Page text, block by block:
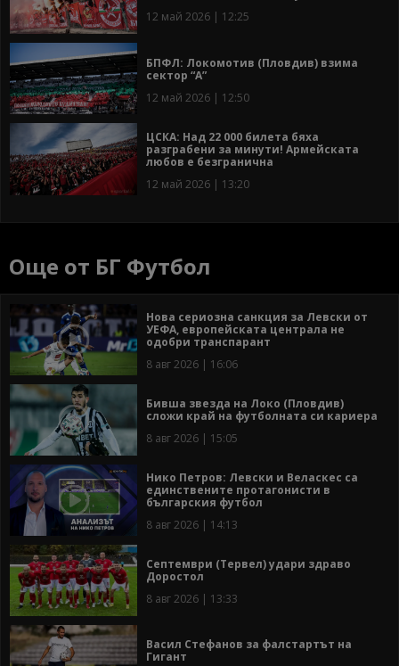
12 май 2026 | 12:25
БПФЛ: Локомотив (Пловдив) взима
сектор “А”
12 май 2026 | 12:50
ЦСКА: Над 22 000 билета бяха
разграбени за минути! Армейската
любов е безгранична
12 май 2026 | 13:20
Още от БГ Футбол
Нова сериозна санкция за Левски от
УЕФА, европейската централа не
одобри транспарант
8 авг 2026 | 16:06
Бивша звезда на Локо (Пловдив)
сложи край на футболната си кариера
8 авг 2026 | 15:05
Нико Петров: Левски и Веласкес са
единствените протагонисти в
българския футбол
8 авг 2026 | 14:13
Септември (Тервел) удари здраво
Доростол
8 авг 2026 | 13:33
Васил Стефанов за фалстартът на
Гигант